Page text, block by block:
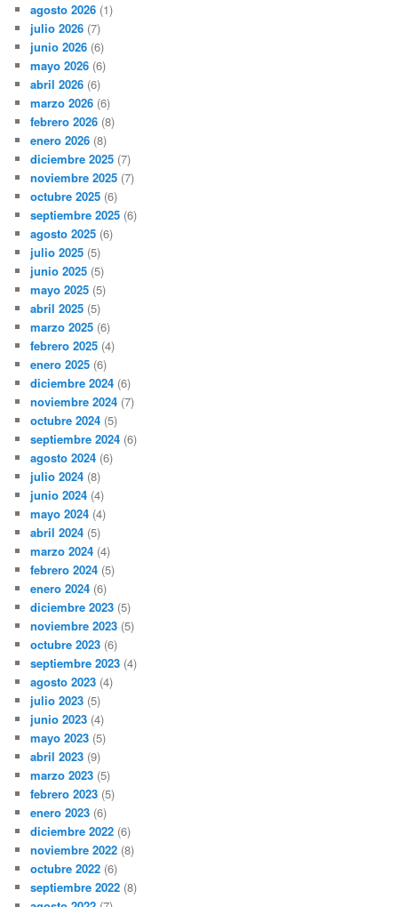
agosto 2026 (1)
julio 2026 (7)
junio 2026 (6)
mayo 2026 (6)
abril 2026 (6)
marzo 2026 (6)
febrero 2026 (8)
enero 2026 (8)
diciembre 2025 (7)
noviembre 2025 (7)
octubre 2025 (6)
septiembre 2025 (6)
agosto 2025 (6)
julio 2025 (5)
junio 2025 (5)
mayo 2025 (5)
abril 2025 (5)
marzo 2025 (6)
febrero 2025 (4)
enero 2025 (6)
diciembre 2024 (6)
noviembre 2024 (7)
octubre 2024 (5)
septiembre 2024 (6)
agosto 2024 (6)
julio 2024 (8)
junio 2024 (4)
mayo 2024 (4)
abril 2024 (5)
marzo 2024 (4)
febrero 2024 (5)
enero 2024 (6)
diciembre 2023 (5)
noviembre 2023 (5)
octubre 2023 (6)
septiembre 2023 (4)
agosto 2023 (4)
julio 2023 (5)
junio 2023 (4)
mayo 2023 (5)
abril 2023 (9)
marzo 2023 (5)
febrero 2023 (5)
enero 2023 (6)
diciembre 2022 (6)
noviembre 2022 (8)
octubre 2022 (6)
septiembre 2022 (8)